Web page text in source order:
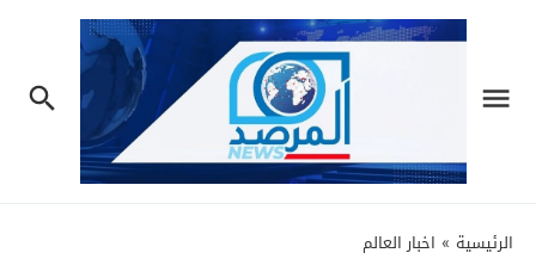
الرئيسية » اخبار العالم